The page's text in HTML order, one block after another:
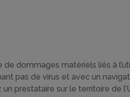
dommages matériels liés à
pas de virus et avec un
prestataire sur le territoire de